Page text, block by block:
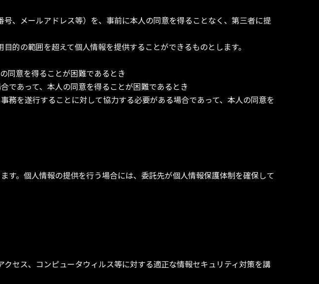
、メールアドレス等）を、事前に本人の同意を得ることなく、第三者に提
的の範囲を超えて個人情報を提供することができるものとします。
同意を得ることが困難であるとき
であって、本人の同意を得ることが困難であるとき
を遂行することに対して協力する必要がある場合であって、本人の同意を
。個人情報の提供を行う場合には、委託先が個人情報保護体制を確保して
セス、コンピュータウィルス等に対する適正な情報セキュリティ対策を講